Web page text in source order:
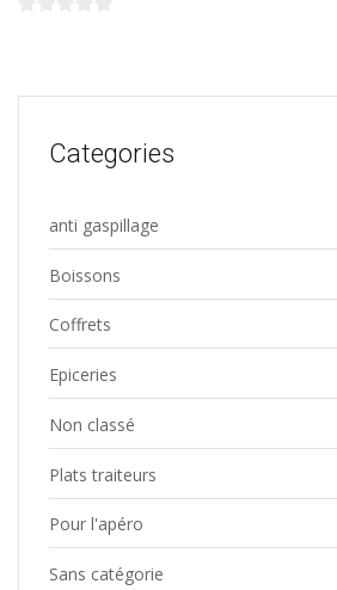
Categories
anti gaspillage
Boissons
Coffrets
Epiceries
Non classé
Plats traiteurs
Pour l'apéro
Sans catégorie